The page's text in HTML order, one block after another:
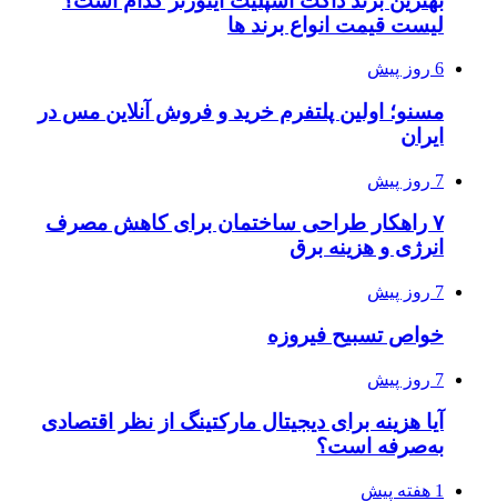
لیست قیمت انواع برند ها
6 روز پیش
مسنو؛ اولین پلتفرم خرید و فروش آنلاین مس در
ایران
7 روز پیش
۷ راهکار طراحی ساختمان برای کاهش مصرف
انرژی و هزینه برق
7 روز پیش
خواص تسبیح فیروزه
7 روز پیش
آیا هزینه برای دیجیتال مارکتینگ از نظر اقتصادی
به‌صرفه است؟
1 هفته پیش